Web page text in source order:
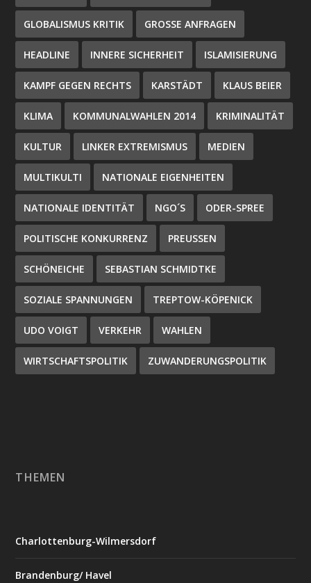
GLOBALISMUS KRITIK GROSSE ANFRAGEN
HEADLINE INNERE SICHERHEIT ISLAMISIERUNG
KAMPF GEGEN RECHTS KARSTÄDT KLAUS BEIER
KLIMA KOMMUNALWAHLEN 2014 KRIMINALITÄT
KULTUR LINKER EXTREMISMUS MEDIEN
MULTIKULTI NATIONALE EIGENHEITEN
NATIONALE IDENTITÄT NGO´S ODER-SPREE
POLITISCHE KONKURRENZ PREUSSEN
SCHÖNEICHE SEBASTIAN SCHMIDTKE
SOZIALE SPANNUNGEN TREPTOW-KÖPENICK
UDO VOIGT VERKEHR WAHLEN
WIRTSCHAFTSPOLITIK ZUWANDERUNGSPOLITIK
THEMEN
Charlottenburg-Wilmersdorf
Brandenburg/ Havel